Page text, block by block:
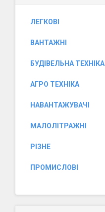
ЛЕГКОВІ
ВАНТАЖНІ
БУДІВЕЛЬНА ТЕХНІКА
АГРО ТЕХНІКА
НАВАНТАЖУВАЧІ
МАЛОЛІТРАЖНІ
РІЗНЕ
ПРОМИСЛОВІ